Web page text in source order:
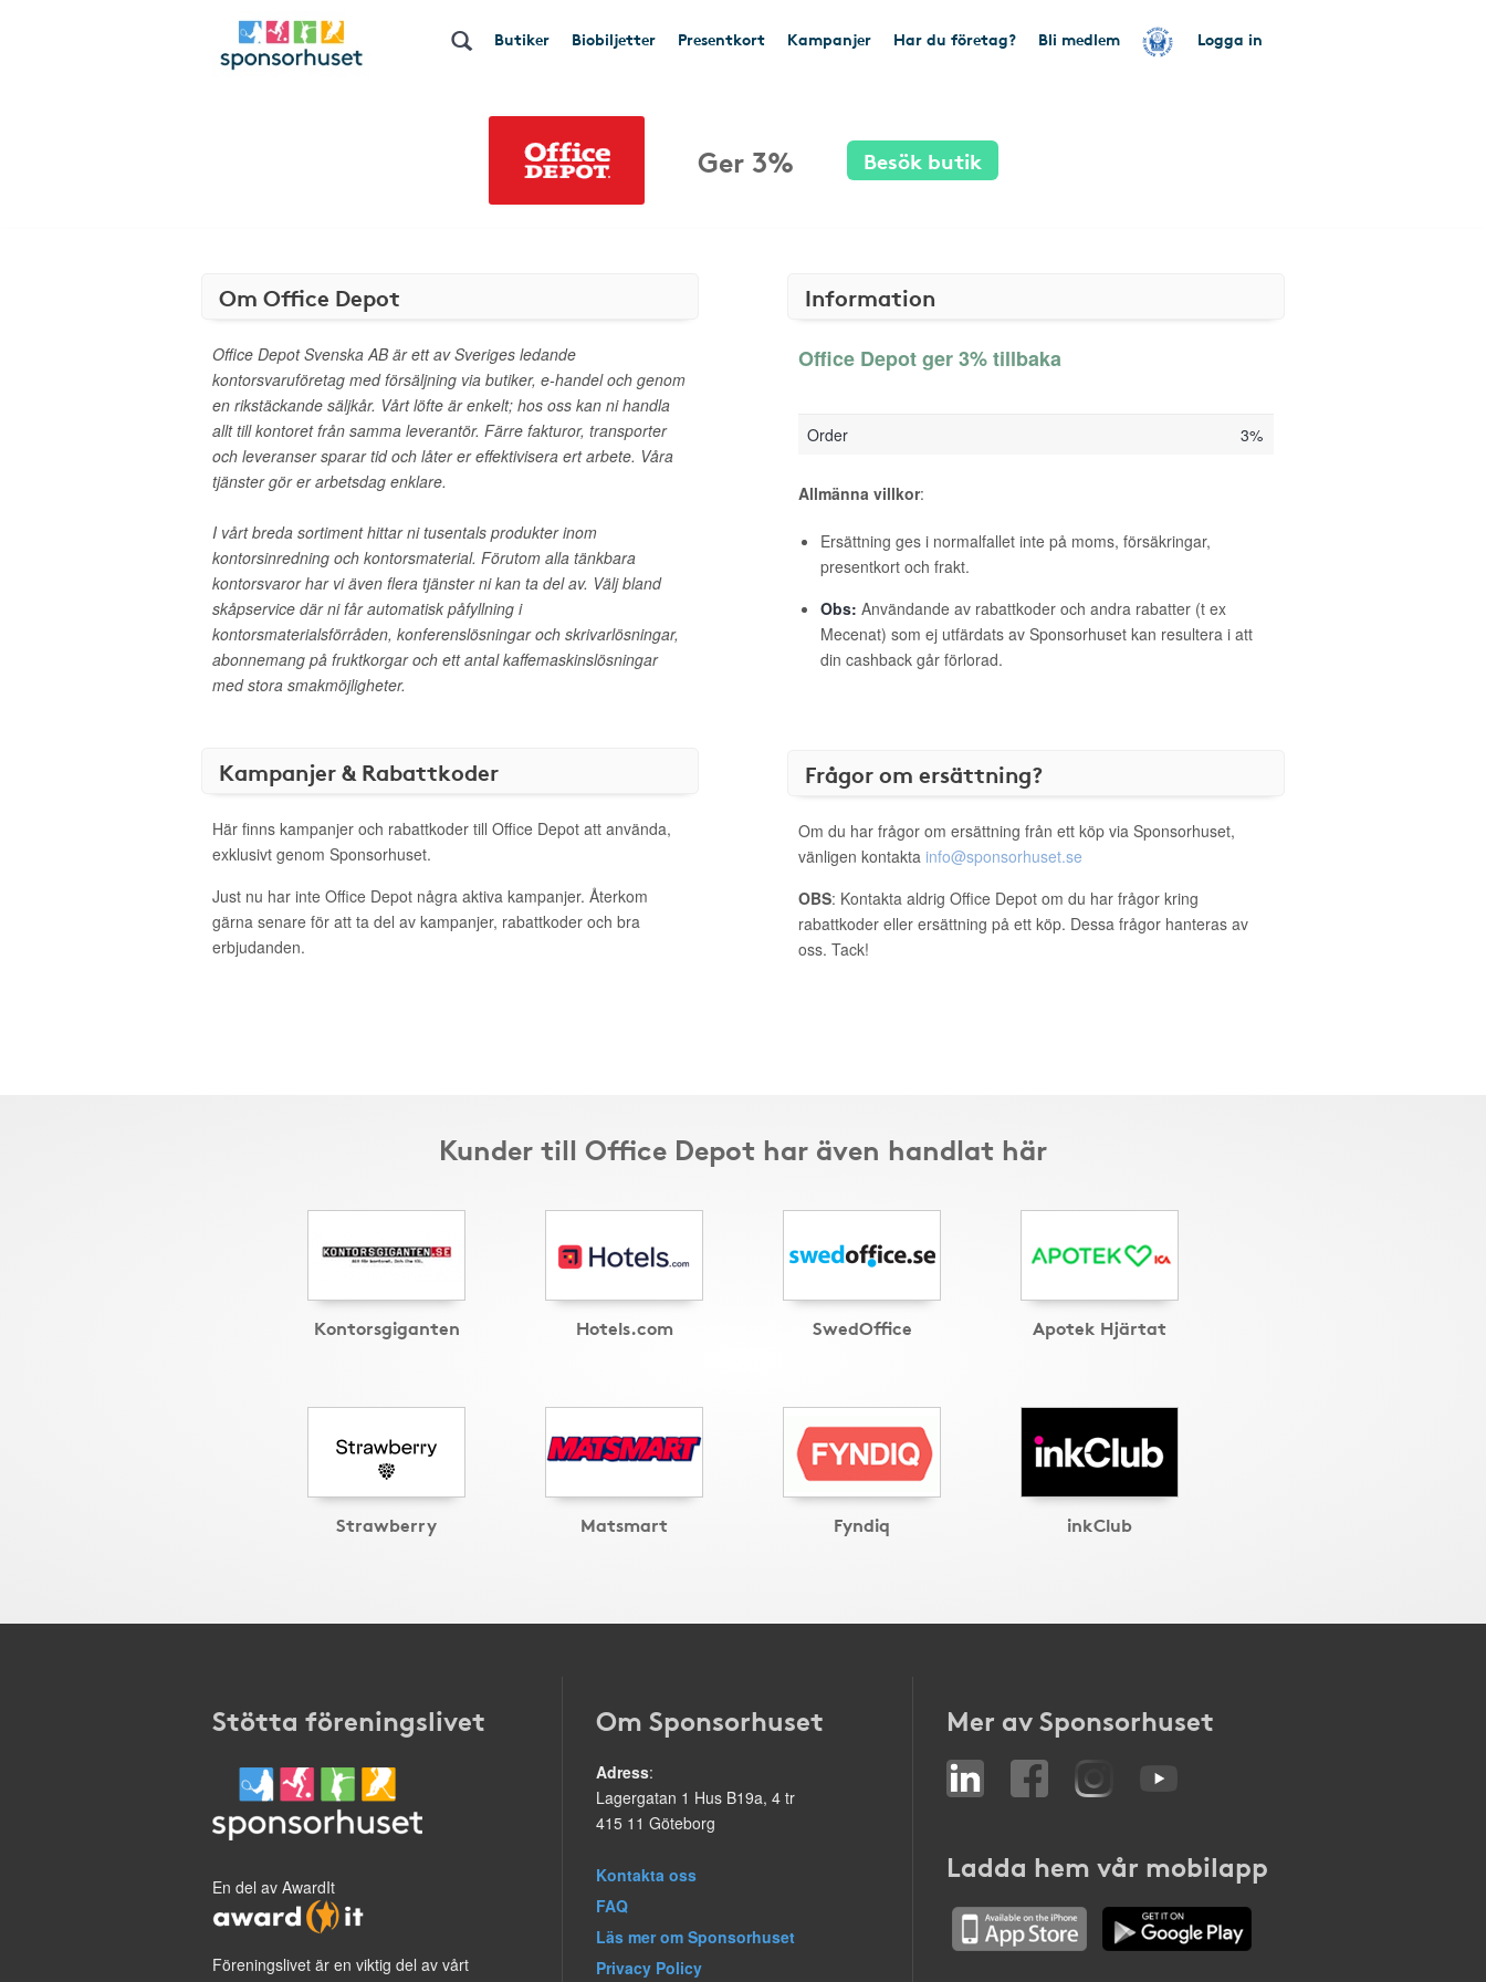
Butiker Biobiljetter Presentkort Kampanjer Har du företag? Bli medlem Logga in
Ger 3% Besök butik
Om Office Depot
Office Depot Svenska AB är ett av Sveriges ledande
kontorsvaruföretag med försäljning via butiker, e-handel och genom
en rikstäckande säljkår. Vårt löfte är enkelt; hos oss kan ni handla
allt till kontoret från samma leverantör. Färre fakturor, transporter
och leveranser sparar tid och låter er effektivisera ert arbete. Våra
tjänster gör er arbetsdag enklare.
I vårt breda sortiment hittar ni tusentals produkter inom
kontorsinredning och kontorsmaterial. Förutom alla tänkbara
kontorsvaror har vi även flera tjänster ni kan ta del av. Välj bland
skåpservice där ni får automatisk påfyllning i
kontorsmaterialsförråden, konferenslösningar och skrivarlösningar,
abonnemang på fruktkorgar och ett antal kaffemaskinslösningar
med stora smakmöjligheter.
Kampanjer & Rabattkoder
Här finns kampanjer och rabattkoder till Office Depot att använda,
exklusivt genom Sponsorhuset.
Just nu har inte Office Depot några aktiva kampanjer. Återkom
gärna senare för att ta del av kampanjer, rabattkoder och bra
erbjudanden.
Information
Office Depot ger 3% tillbaka
Order 3%
Allmänna villkor:
Ersättning ges i normalfallet inte på moms, försäkringar,
presentkort och frakt.
Obs: Användande av rabattkoder och andra rabatter (t ex
Mecenat) som ej utfärdats av Sponsorhuset kan resultera i att
din cashback går förlorad.
Frågor om ersättning?
Om du har frågor om ersättning från ett köp via Sponsorhuset,
vänligen kontakta info@sponsorhuset.se
OBS: Kontakta aldrig Office Depot om du har frågor kring
rabattkoder eller ersättning på ett köp. Dessa frågor hanteras av
oss. Tack!
Kunder till Office Depot har även handlat här
Kontorsgiganten Hotels.com SwedOffice Apotek Hjärtat
Strawberry Matsmart Fyndiq inkClub
Stötta föreningslivet
En del av AwardIt
Föreningslivet är en viktig del av vårt
Om Sponsorhuset
Adress:
Lagergatan 1 Hus B19a, 4 tr
415 11 Göteborg
Kontakta oss
FAQ
Läs mer om Sponsorhuset
Privacy Policy
Mer av Sponsorhuset
Ladda hem vår mobilapp